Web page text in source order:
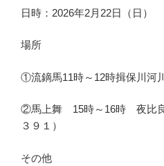
日時：2026年2月22日（日）
場所
①流鏑馬11時～12時揖保川河
②馬上舞 15時～16時 夜比良
３９１）
その他